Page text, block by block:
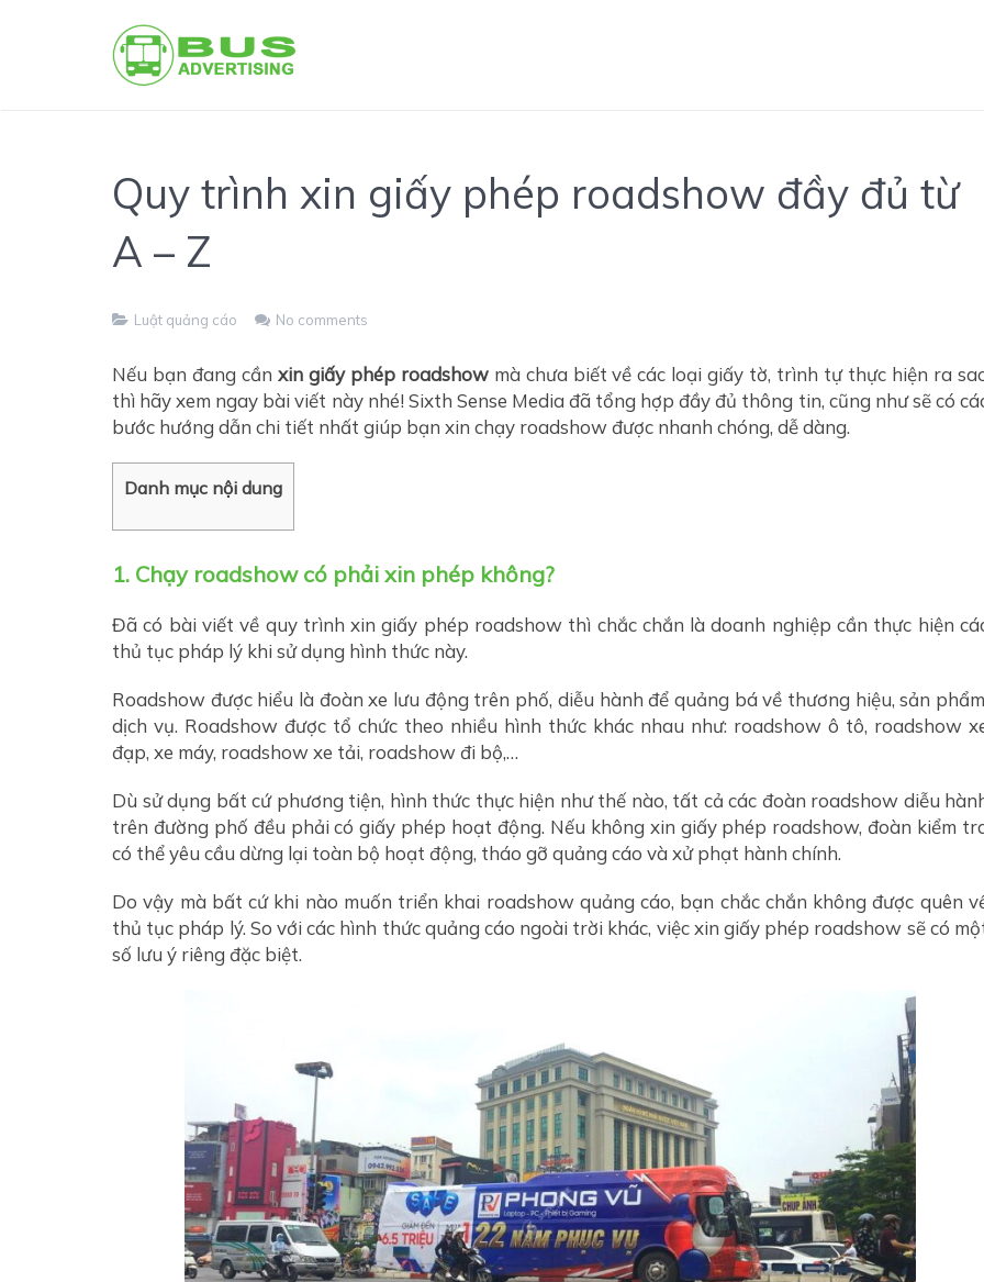
Quy trình xin giấy phép roadshow đầy đủ từ
A – Z
Luật quảng cáo No comments
Nếu bạn đang cần xin giấy phép roadshow mà chưa biết về các loại giấy tờ, trình tự thực hiện ra
thì hãy xem ngay bài viết này nhé! Sixth Sense Media đã tổng hợp đầy đủ thông tin, cũng như sẽ có
bước hướng dẫn chi tiết nhất giúp bạn xin chạy roadshow được nhanh chóng, dễ dàng.
Danh mục nội dung
1. Chạy roadshow có phải xin phép không?
Đã có bài viết về quy trình xin giấy phép roadshow thì chắc chắn là doanh nghiệp cần thực hiện
thủ tục pháp lý khi sử dụng hình thức này.
Roadshow được hiểu là đoàn xe lưu động trên phố, diễu hành để quảng bá về thương hiệu, sản
dịch vụ. Roadshow được tổ chức theo nhiều hình thức khác nhau như: roadshow ô tô, roadshow
đạp, xe máy, roadshow xe tải, roadshow đi bộ,…
Dù sử dụng bất cứ phương tiện, hình thức thực hiện như thế nào, tất cả các đoàn roadshow diễu
trên đường phố đều phải có giấy phép hoạt động. Nếu không xin giấy phép roadshow, đoàn kiểm
có thể yêu cầu dừng lại toàn bộ hoạt động, tháo gỡ quảng cáo và xử phạt hành chính.
Do vậy mà bất cứ khi nào muốn triển khai roadshow quảng cáo, bạn chắc chắn không được quên
thủ tục pháp lý. So với các hình thức quảng cáo ngoài trời khác, việc xin giấy phép roadshow sẽ có
số lưu ý riêng đặc biệt.